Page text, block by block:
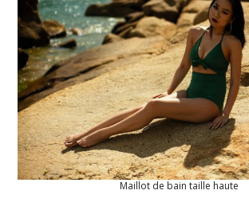
Maillot de bain taille haute